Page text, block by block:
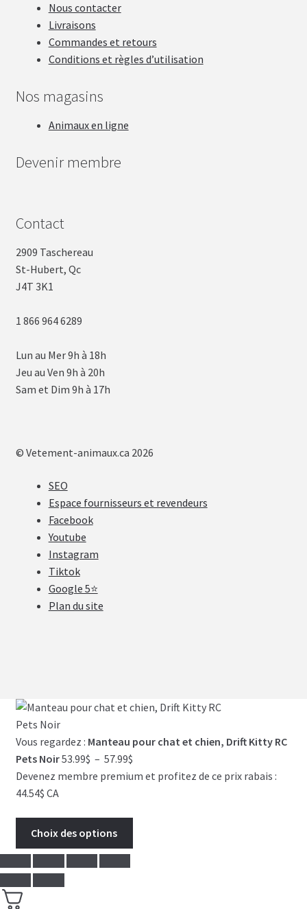
Nous contacter
Livraisons
Commandes et retours
Conditions et règles d’utilisation
Nos magasins
Animaux en ligne
Devenir membre
Contact
2909 Taschereau
St-Hubert, Qc
J4T 3K1
1 866 964 6289
Lun au Mer 9h à 18h
Jeu au Ven 9h à 20h
Sam et Dim 9h à 17h
© Vetement-animaux.ca 2026
SEO
Espace fournisseurs et revendeurs
Facebook
Youtube
Instagram
Tiktok
Google 5⭐
Plan du site
Vous regardez : Manteau pour chat et chien, Drift Kitty RC
Pets Noir53.99$ – 57.99$Plage
de
Devenez membre premium et profitez de ce prix rabais :
44.54$ CA
Choix des options